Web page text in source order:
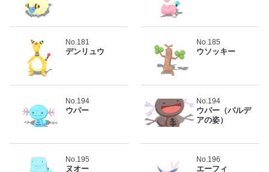
No.181
デンリュウ
No.185
ウソッキー
No.194
ウパー
No.194
ウパー（パルデ
アの姿）
No.195
ヌオー
No.196
エーフィ